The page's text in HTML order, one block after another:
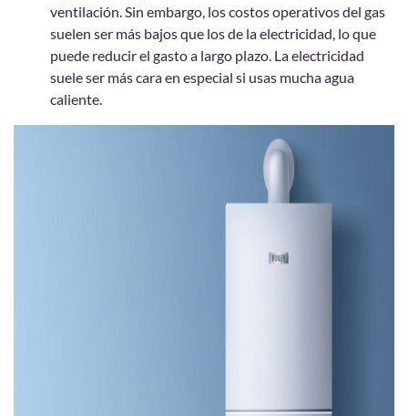
ventilación. Sin embargo, los costos operativos del gas
suelen ser más bajos que los de la electricidad, lo que
puede reducir el gasto a largo plazo. La electricidad
suele ser más cara en especial si usas mucha agua
caliente.